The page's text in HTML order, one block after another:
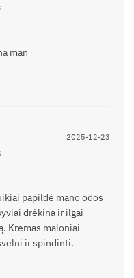
man
2025-12-23
papildė mano odos
drėkina ir ilgai
Kremas maloniai
ir spindinti.